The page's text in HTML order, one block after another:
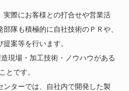
実際にお客様との打合せや営業活
隊も積極的に自社技術のＰＲや、
案等を行います。
現場・加工技術・ノウハウがある
とです。
ターでは、自社内で開発した製